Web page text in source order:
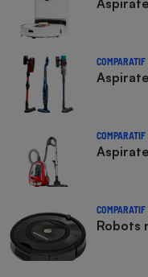
COMPARATIF
COMPARATIF
COMPARATIF
Robots